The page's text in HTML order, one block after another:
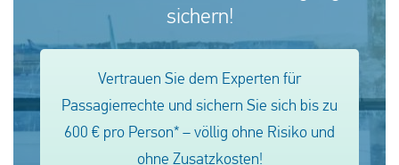
Anschlussflug verpasst
EU-Fluggastrechte
Mein EUclaim
sichern!
Vertrauen Sie dem Experten für
Passagierrechte und sichern Sie sich bis zu
600 € pro Person* – völlig ohne Risiko und
ohne Zusatzkosten!